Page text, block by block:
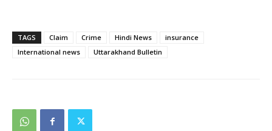
TAGS Claim Crime Hindi News
insurance
International news
Uttarakhand Bulletin